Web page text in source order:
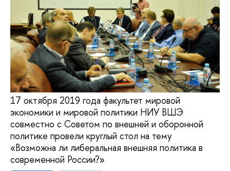
17 октября 2019 года факультет мировой
экономики и мировой политики НИУ ВШЭ
совместно с Советом по внешней и оборонной
политике провели круглый стол на тему
«Возможна ли либеральная внешняя политика в
современной России?»